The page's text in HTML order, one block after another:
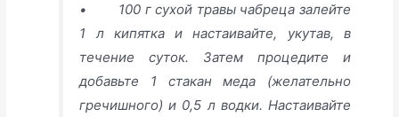
• 100 г сухой травы чабреца залейте
1 л кипятка и настаивайте, укутав, в
течение суток. Затем процедите и
добавьте 1 стакан меда (желательно
гречишного) и 0,5 л водки. Настаивайте